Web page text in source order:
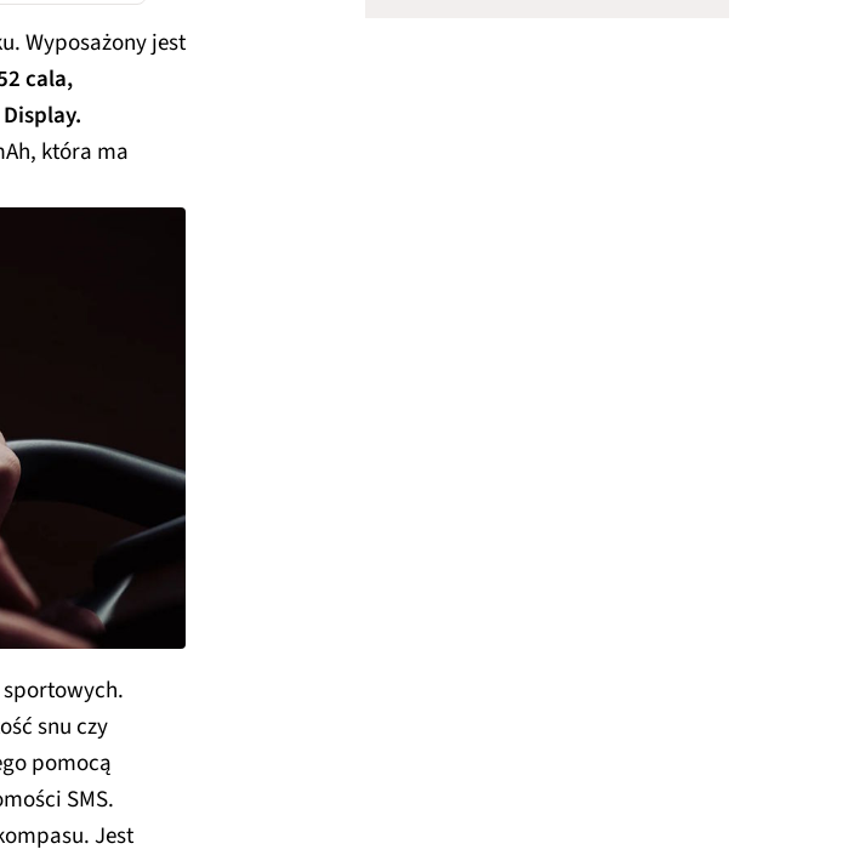
Wyposażony jest
cala,
która ma
snu czy
pomocą
SMS.
Jest